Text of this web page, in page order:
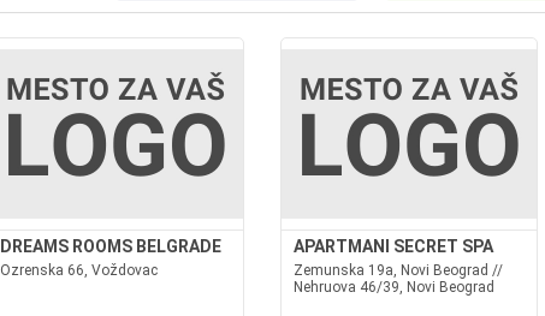
DREAMS ROOMS BELGRADE
Ozrenska 66, Voždovac
APARTMANI SECRET SPA
Zemunska 19a, Novi Beograd //
Nehruova 46/39, Novi Beograd